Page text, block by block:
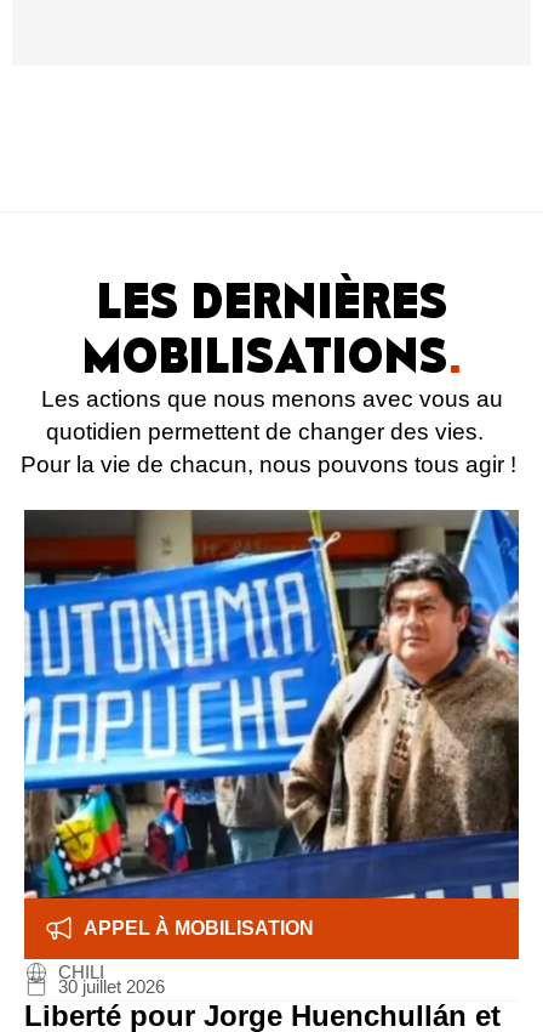
LES DERNIÈRES
MOBILISATIONS.
Les actions que nous menons avec vous au
quotidien permettent de changer des vies.
Pour la vie de chacun, nous pouvons tous agir !
APPEL À MOBILISATION
CHILI
30 juillet 2026
Liberté pour Jorge Huenchullán et